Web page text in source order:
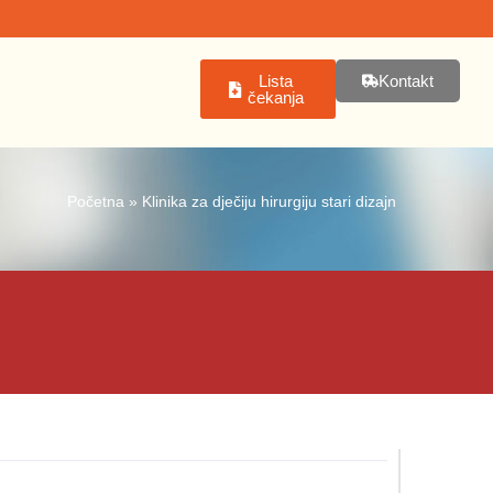
Lista
čekanja
Kontakt
Početna » Klinika za dječiju hirurgiju stari dizajn